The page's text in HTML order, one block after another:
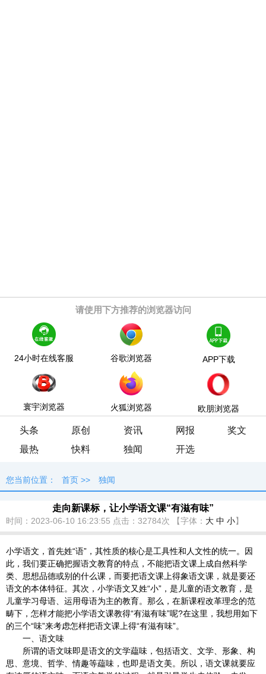
请使用下方推荐的浏览器访问
24小时在线客服 谷歌浏览器 APP下载
寰宇浏览器 火狐浏览器 欧朋浏览器
头条 原创 资讯 网报
奖文
最热
快料 独闻 开选
您当前位置： 首页 >> 独闻
走向新课标，让小学语文课“有滋有味”
时间：2023-06-10 16:23:55 点击： 32784次 【字体： 大 中 小】
小学语文，首先姓“语”，其性质的核心是工具性和人文性的统一。因
此，我们要正确把握语文教育的特点，不能把语文课上成自然科学
类、思想品德或别的什么课，而要把语文课上得象语文课，就是要还
语文的本体特征。其次，小学语文又姓“小”，是儿童的语文教育，是
儿童学习母语、运用母语为主的教育。那么，在新课程改革理念的范
畴下，怎样才能把小学语文课教得“有滋有味”呢?在这里，我想用如下
的三个“味”来考虑怎样把语文课上得“有滋有味”。
一、语文味
所谓的语文味即是语文的文学藴味，包括语文、文学、形象、构
思、意境、哲学、情趣等藴味，也即是语文美。所以，语文课就要应